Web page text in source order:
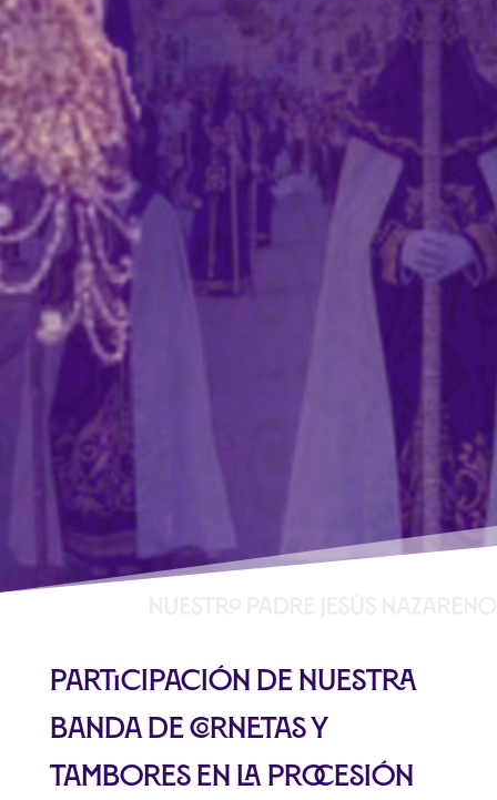
Participación de nuestra
banda de cornetas y
tambores en la procesión